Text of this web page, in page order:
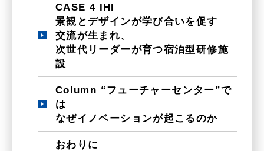
CASE 4 IHI
景観とデザインが学び合いを促す
交流が生まれ、
次世代リーダーが育つ宿泊型研修施
設
Column “フューチャーセンター”で
は
なぜイノベーションが起こるのか
おわりに